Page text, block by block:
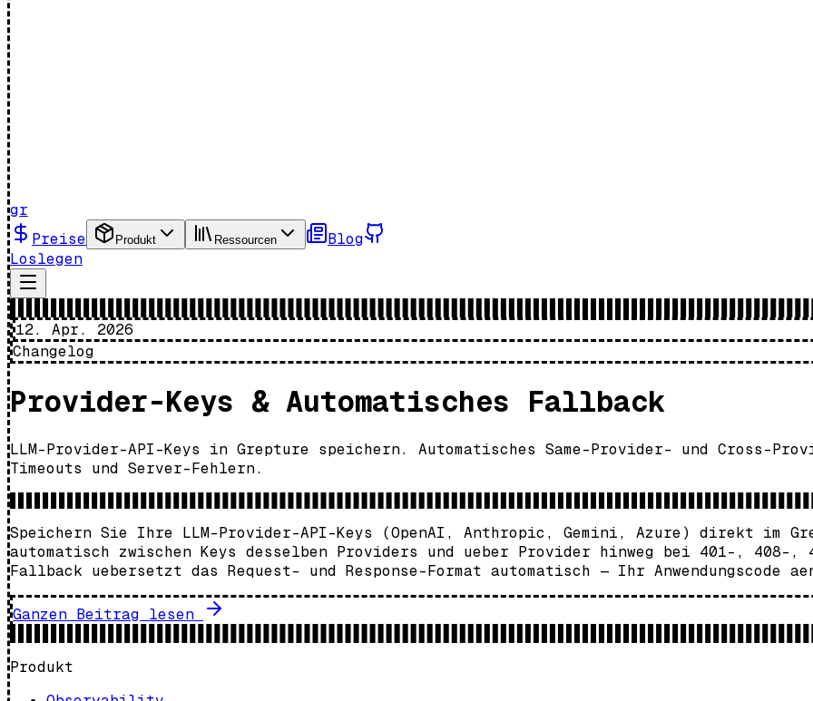
gr
Preise
Produkt Ressourcen
Blog
Loslegen
12. Apr. 2026
Changelog
Provider-Keys & Automatisches Fallback
LLM-Provider-API-Keys in Grepture speichern. Automatisches Same-Provider- und Cross-
Timeouts und Server-Fehlern.
Speichern Sie Ihre LLM-Provider-API-Keys (OpenAI, Anthropic, Gemini, Azure) direkt im
automatisch zwischen Keys desselben Providers und ueber Provider hinweg bei 401-, 408-
Fallback uebersetzt das Request- und Response-Format automatisch — Ihr Anwendungscode
Ganzen Beitrag lesen
Produkt